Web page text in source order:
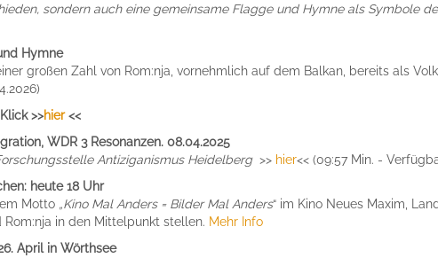
sondern auch eine gemeinsame Flagge und Hymne als Symbole
Hymne
großen Zahl von Rom:nja, vornehmlich auf dem Balkan, bereits als
>>hier<<
WDR 3 Resonanzen. 08.04.2025
Antiziganismus Heidelberg>> hier<< (09:57 Min. -
heute 18 Uhr
Motto „Kino Mal Anders = Bilder Mal Anders“ im Kino Neues Maxim,
in den Mittelpunkt stellen. Mehr Info
April in Wörthsee